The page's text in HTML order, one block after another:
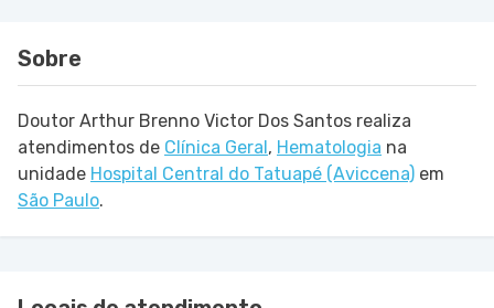
Sobre
Doutor Arthur Brenno Victor Dos Santos realiza
atendimentos de Clínica Geral, Hematologia na
unidade Hospital Central do Tatuapé (Aviccena) em
São Paulo.